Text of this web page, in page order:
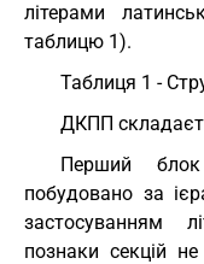
літерами
таблицю 1).
Таблиця 1 -
ДКПП
Перший
побудовано за
застосуванням
познаки секцій